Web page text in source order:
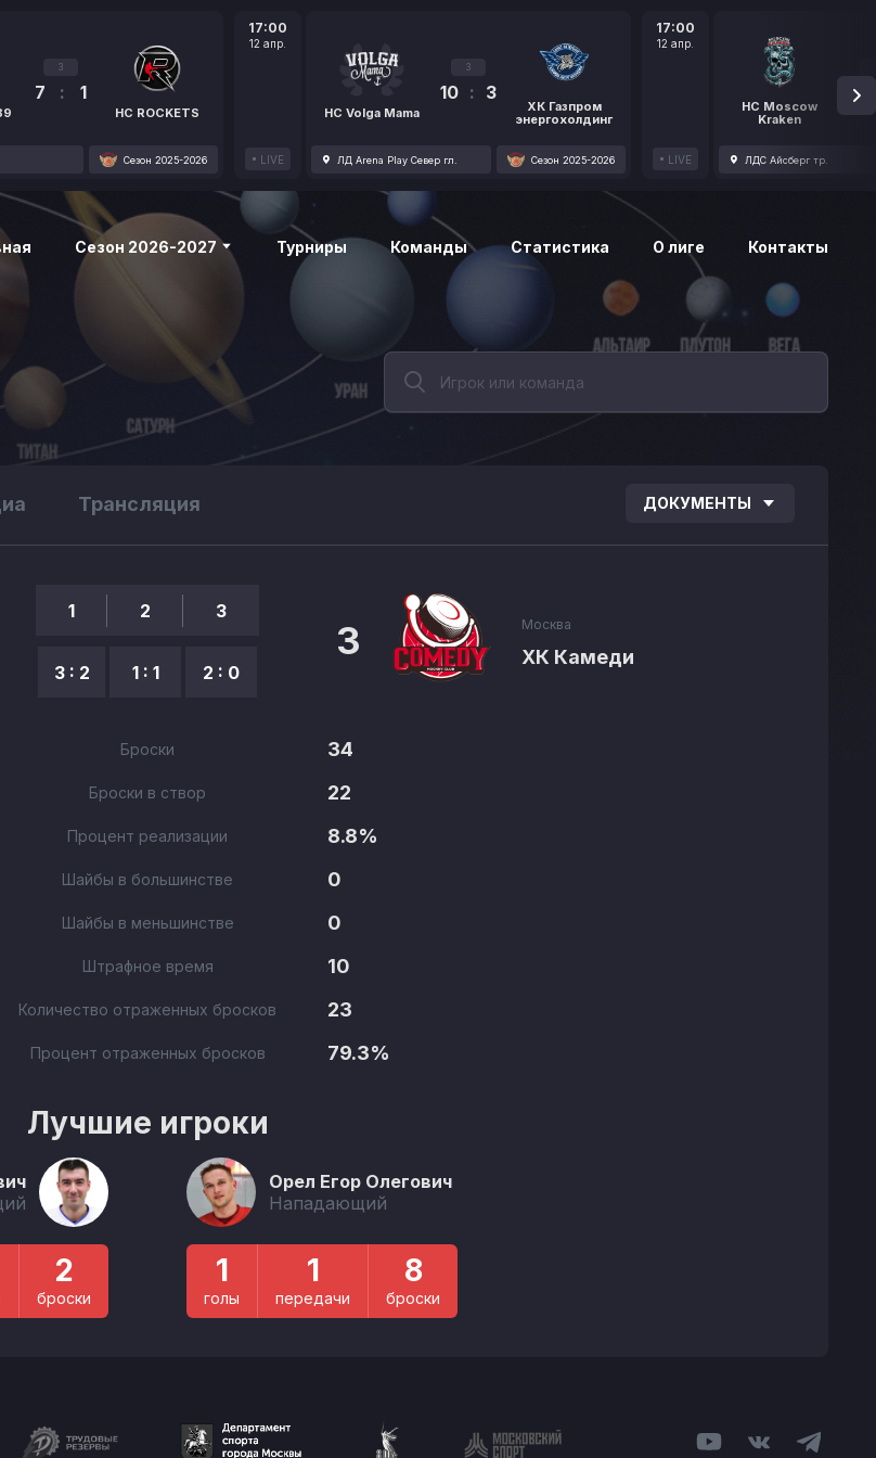
3
7 : 1
HC ROCKETS
Сезон 2025-2026
17:00
12 апр.
LIVE
HC Volga Mama
3
10 : 3
ХК Газпром
энергохолдинг
ЛД Arena Play Север гл. Сезон 2025-2026
17:00
12 апр.
LIVE
HC Moscow
Kraken
1
ЛДС Айсберг тр.
Сезон 2026-2027 Турниры Команды Статистика О лиге Контакты
Трансляция ДОКУМЕНТЫ
1
3 : 2
2
1 : 1
3
2 : 0
Москва
ХК Камеди
3
Броски
34
Броски в створ
22
Процент реализации
8.8%
Шайбы в большинстве
0
Шайбы в меньшинстве
0
Штрафное время
10
Количество отраженных бросков
23
Процент отраженных бросков 79.3%
Лучшие игроки
2
броски
Орел Егор Олегович
Нападающий
1
голы
1
передачи
8
броски